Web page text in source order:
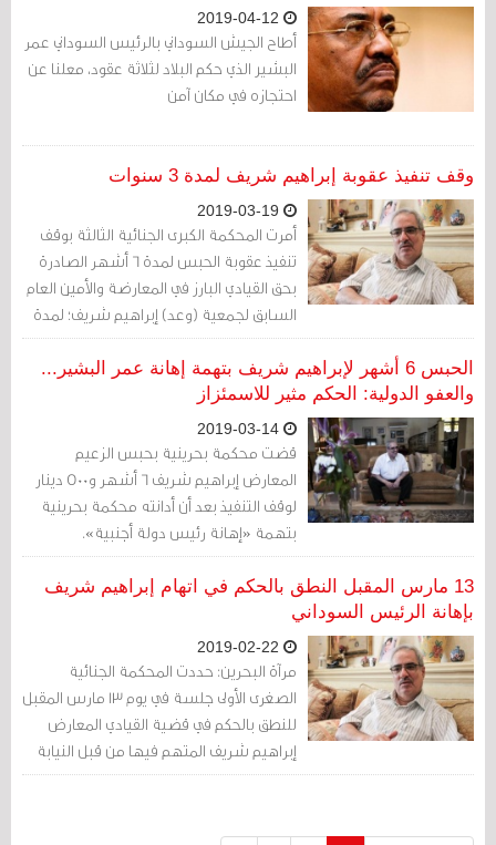
أطاح الجيش السوداني بالرئيس السوداني عمر
البشير الذي حكم البلاد لثلاثة عقود، معلنا عن
احتجازه في مكان آمن
وقف تنفيذ عقوبة إبراهيم شريف لمدة 3 سنوات
أمرت المحكمة الكبرى الجنائية الثالثة بوقف
تنفيذ عقوبة الحبس لمدة 6 أشهر الصادرة
بحق القيادي البارز في المعارضة والأمين العام
السابق لجمعية (وعد) إبراهيم شريف؛ لمدة
3 سنوات وذلك من تاريخ صدور الحكم
الحبس 6 أشهر لإبراهيم شريف بتهمة إهانة عمر البشير...
والعفو الدولية: الحكم مثير للاسمئزاز
قضت محكمة بحرينية بحبس الزعيم
المعارض إبراهيم شريف 6 أشهر و500 دينار
لوقف التنفيذ بعد أن أدانته محكمة بحرينية
بتهمة «إهانة رئيس دولة أجنبية».
13 مارس المقبل النطق بالحكم في اتهام إبراهيم شريف
بإهانة الرئيس السوداني
مرآة البحرين: حددت المحكمة الجنائية
الصغرى الأولى جلسة في يوم 13 مارس المقبل
للنطق بالحكم في قضية القيادي المعارض
إبراهيم شريف المتهم فيها من قبل النيابة
العامة بإهانة الرئيس السوداني عمر البشير.